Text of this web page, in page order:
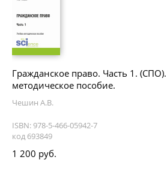
Гражданское право. Часть 1.
методическое пособие.
Чешин А.В.
ISBN: 978-5-466-05942-7
код 693849
1 200 руб.